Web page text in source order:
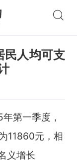
民人均可支
第一季度，
11860元，相
义增长